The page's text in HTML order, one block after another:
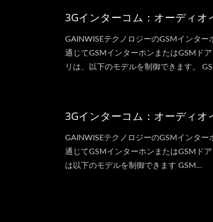
3Gインターコム：オーディオ
GAINWISEテクノロジーのGSMインタ
通じてGSMインターホンまたはGSMド
リは、以下のモデルを制御できます。
3Gインターコム：オーディオ
GAINWISEテクノロジーのGSMインタ
通じてGSMインターホンまたはGSMド
は以下のモデルを制御できます GSM...